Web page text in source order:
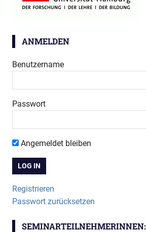
ANMELDEN
Benutzername
Passwort
Angemeldet bleiben
Registrieren
Passwort zurücksetzen
SEMINARTEILNEHMERINNEN: